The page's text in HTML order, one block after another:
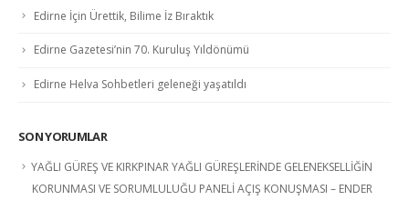
Edirne İçin Ürettik, Bilime İz Bıraktık
Edirne Gazetesi’nin 70. Kuruluş Yıldönümü
Edirne Helva Sohbetleri geleneği yaşatıldı
SON YORUMLAR
YAĞLI GÜREŞ VE KIRKPINAR YAĞLI GÜREŞLERİNDE GELENEKSELLİĞİN
KORUNMASI VE SORUMLULUĞU PANELİ AÇIŞ KONUŞMASI – ENDER